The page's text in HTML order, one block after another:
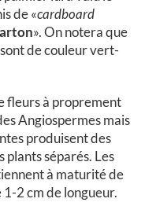
de «cardboard
». On notera que
de couleur vert-
fleurs à proprement
Angiospermes mais
produisent des
plants séparés. Les
à maturité de
2 cm de longueur.